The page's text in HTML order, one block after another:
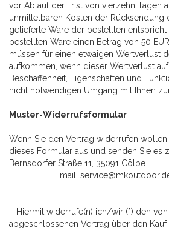
vor Ablauf der Frist von vierzehn Tagen
unmittelbaren Kosten der Rücksendung
gelieferte Ware der bestellten
bestellten Ware einen Betrag von 50
müssen für einen etwaigen Wertverlust
aufkommen, wenn dieser Wertverlust
Beschaffenheit, Eigenschaften und
nicht notwendigen Umgang mit Ihnen
Muster-Widerrufsformular
Wenn Sie den Vertrag widerrufen
dieses Formular aus und senden Sie es
Bernsdorfer Straße 11, 35091 Cölbe
Email:
– Hiermit widerrufe(n) ich/wir (*) den
abgeschlossenen Vertrag über den